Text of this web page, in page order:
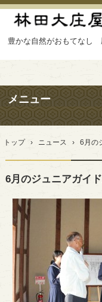
豊かな自然がおもてなし
メニュー
コ
テ
へ
トップ › ニュース › 6月の
6月のジュニアガイ